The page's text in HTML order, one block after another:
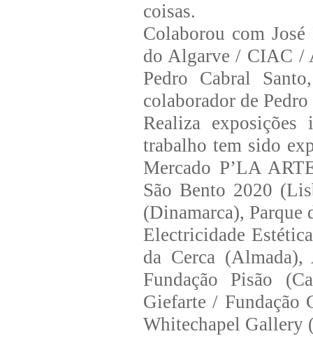
coisas.
Colaborou com
do Algarve / CIAC /
Pedro Cabral
colaborador de
Realiza exposições
trabalho tem sido
Mercado P’LA
São Bento 2020
(Dinamarca), Parque
Electricidade
da Cerca
Fundação Pisão
Giefarte / Fundação
Whitechapel Gallery